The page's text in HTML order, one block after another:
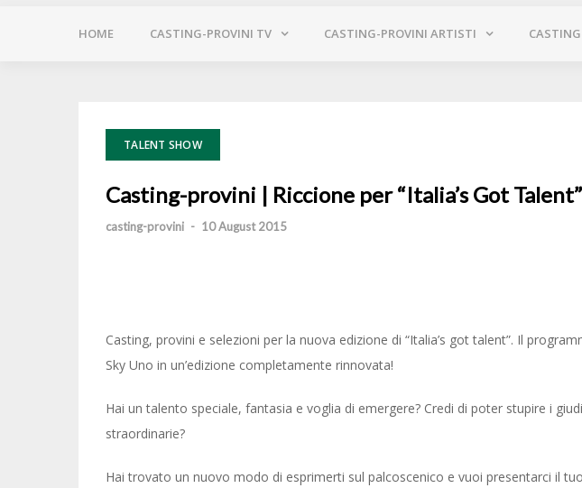
HOME CASTING-PROVINI TV CASTING-PROVINI ARTISTI
TALENT SHOW
Casting-provini | Riccione per “Italia’s Got
casting-provini - 10 August 2015
Casting, provini e selezioni per la nuova edizione di “Italia’s got talent”. Il
Sky Uno in un’edizione completamente rinnovata!
Hai un talento speciale, fantasia e voglia di emergere? Credi di poter stupire i
straordinarie?
Hai trovato un nuovo modo di esprimerti sul palcoscenico e vuoi presentarci il